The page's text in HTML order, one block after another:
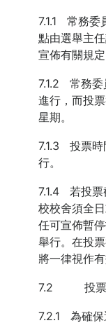
7.1.1 常務委
點由選舉主
宣佈有關規定
7.1.2 常務委
進行，而投
星期。
7.1.3 投票時
行。
7.1.4 若投票
校校舍須全
任可宣佈暫
舉行。在投
將一律視作有
7.2 投票
7.2.1 為確保